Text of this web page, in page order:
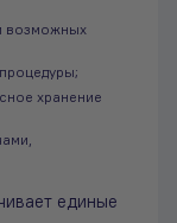
возможных
хранение
единые